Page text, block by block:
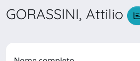
GORASSINI, Attilio